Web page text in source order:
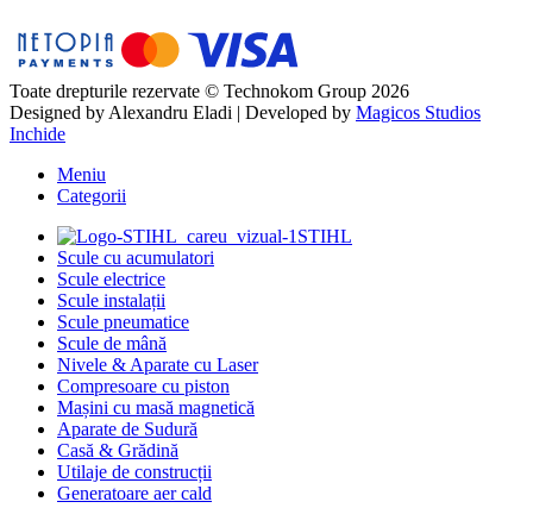
Toate drepturile rezervate © Technokom Group 2026
Designed by Alexandru Eladi | Developed by Magicos Studios
Inchide
Meniu
Categorii
STIHL
Scule cu acumulatori
Scule electrice
Scule instalații
Scule pneumatice
Scule de mână
Nivele & Aparate cu Laser
Compresoare cu piston
Mașini cu masă magnetică
Aparate de Sudură
Casă & Grădină
Utilaje de construcții
Generatoare aer cald